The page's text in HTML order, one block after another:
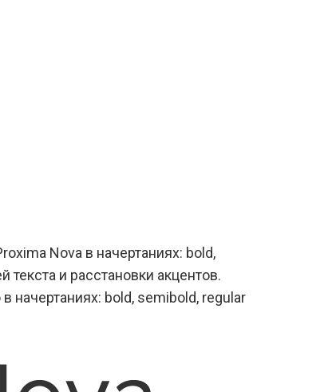
Nova в начертаниях: bold,
и расстановки акцентов.
bold, semibold, regular